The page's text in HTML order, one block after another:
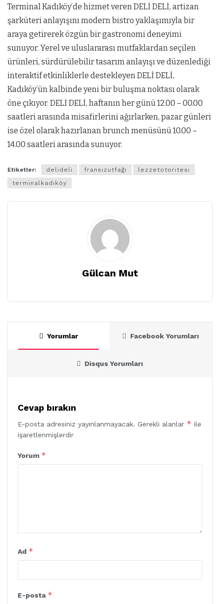
Terminal Kadıköy’de hizmet veren DELİ DELİ, artizan
şarküteri anlayışını modern bistro yaklaşımıyla bir
araya getirerek özgün bir gastronomi deneyimi
sunuyor. Yerel ve uluslararası mutfaklardan seçilen
ürünleri, sürdürülebilir tasarım anlayışı ve düzenlediği
interaktif etkinliklerle destekleyen DELİ DELİ,
Kadıköy’ün kalbinde yeni bir buluşma noktası olarak
öne çıkıyor. DELİ DELİ, haftanın her günü 12.00 – 00.00
saatleri arasında misafirlerini ağırlarken, pazar günleri
ise özel olarak hazırlanan brunch menüsünü 10.00 –
14.00 saatleri arasında sunuyor.
Etiketler: delideli fransızutfağı
lezzetotoritesi
terminalkadıköy
Gülcan Mut
Yorumlar Facebook Yorumları
Disqus Yorumları
Cevap bırakın
E-posta adresiniz yayınlanmayacak. Gerekli alanlar * ile
işaretlenmişlerdir
Yorum *
Ad *
E-posta *